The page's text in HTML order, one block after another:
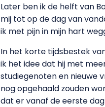
Later ben ik de helft van
mij tot op de dag van
ik met pijn in mijn hart
In het korte tijdsbestek
ik het idee dat hij met
studiegenoten en nieuwe
nog opgehaald zouden
dat er vanaf de eerste